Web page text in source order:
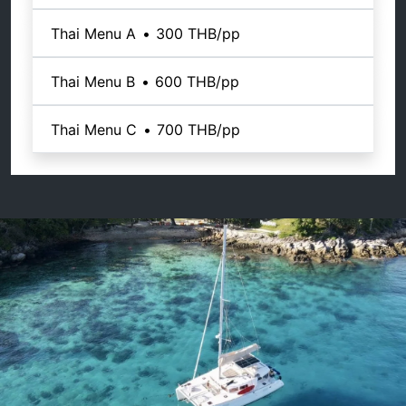
Thai Menu A • 300 THB/pp
Thai Menu B • 600 THB/pp
Thai Menu C • 700 THB/pp